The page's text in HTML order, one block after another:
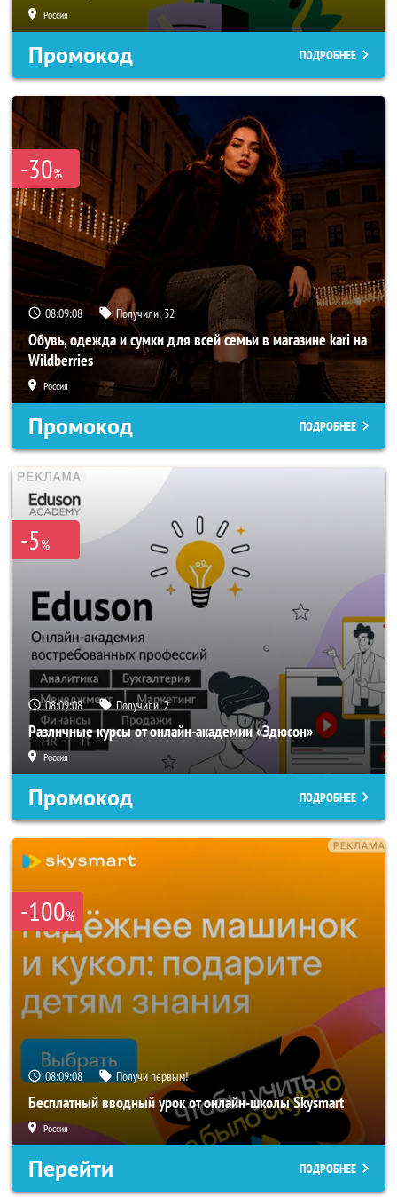
Россия
Промокод ПОДРОБНЕЕ
-30%
08:09:06 Получили: 32
Обувь, одежда и сумки для всей семьи в магазине kari на
Wildberries
Россия
Промокод ПОДРОБНЕЕ
-5%
08:09:06 Получили:2
Различные курсы от онлайн-академии «Эдюсон»
Россия
Промокод ПОДРОБНЕЕ
-100%
08:09:06 Получи первым!
Бесплатный вводный урок от онлайн-школы Skysmart
Россия
Перейти ПОДРОБНЕЕ